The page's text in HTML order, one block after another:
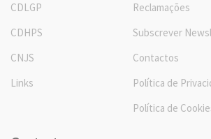
CDLGP
CDHPS
CNJS
Links
Reclamações
Subscrever
Contactos
Política de
Política de